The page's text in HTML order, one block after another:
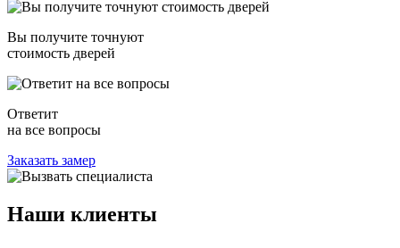
Вы получите точнуют
стоимость дверей
Ответит
на все вопросы
Заказать замер
Наши клиенты